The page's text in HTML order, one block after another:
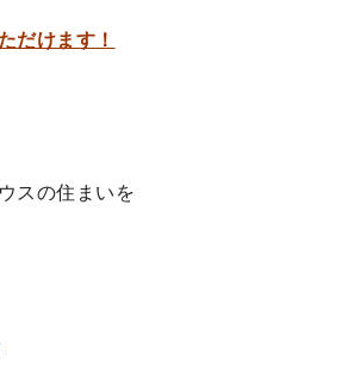
だけます！
スの住まいを